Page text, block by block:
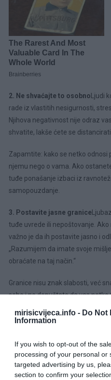
mirisicvijeca.info - Do Not
Information
If you wish to opt-out of the
processing of your personal or
targeted advertising by us,
section to confirm your
2. Ne shvaćajte to osobno Ljudi
rade iz vlastitih nesigurnosti,
Njihova negativnost nije odraz
shvatite, lakše ćete se
Zapamtite: kako se netko odnosi
njemu nego o vama. Ako
tuđe ponašanje izbaci iz
samopouzdanje.
3. Postavite jasne granice
tuđe uvrede ili nepoštovanje.
važno je da ih postavite jasno i
„Razumijem da imate svoje
obraćate na taj način.“
Granice nisu znak slabosti, već
sebe i ne dopuštate da vas netko
4. Ostanite smireni i
Ako pokažete da vas njihove
Duboko udahnite, brojite do
mirno.